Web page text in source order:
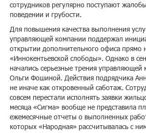
сотрудников регулярно поступают
поведении и грубости.
Для повышения качества выполнения
управляющей компании поддержал
открытии дополнительного офиса прямо
«Иннокентьевской слободы». Однако в
начались серьезные трения
Ольги Фошиной. Действия подрядчика
не иначе как откровенный саботаж.
совсем перестали исполнять заявки
месяца «Сигма» вообще не представила
ежемесячные отчеты о выполненных
которых «Народная» рассчитывалась с